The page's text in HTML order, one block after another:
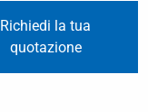
Richiedi la tua
quotazione